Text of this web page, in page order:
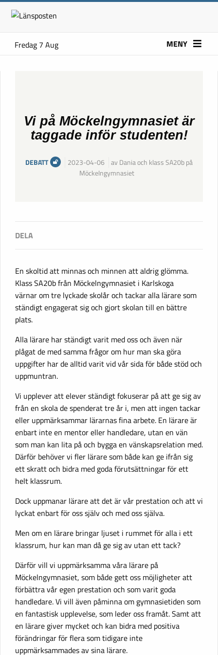
Fredag 7 Aug MENY
Vi på Möckelngymnasiet är
taggade inför studenten!
DEBATT 2023-04-06
av Dania och klass SA20b på
Möckelngymnasiet
En skoltid att minnas och minnen att aldrig glömma.
Klass SA20b från Möckelngymnasiet i Karlskoga
värnar om tre lyckade skolår och tackar alla lärare som
ständigt engagerat sig och gjort skolan till en bättre
plats.
Alla lärare har ständigt varit med oss och även när
plågat de med samma frågor om hur man ska göra
uppgifter har de alltid varit vid vår sida för både stöd och
uppmuntran.
Vi upplever att elever ständigt fokuserar på att ge sig av
från en skola de spenderat tre år i, men att ingen tackar
eller uppmärksammar lärarnas fina arbete. En lärare är
enbart inte en mentor eller handledare, utan en vän
som man kan lita på och bygga en vänskapsrelation med.
Därför behöver vi fler lärare som både kan ge ifrån sig
ett skratt och bidra med goda förutsättningar för ett
helt klassrum.
Dock uppmanar lärare att det är vår prestation och att vi
lyckat enbart för oss själv och med oss själva.
Men om en lärare bringar ljuset i rummet för alla i ett
klassrum, hur kan man då ge sig av utan ett tack?
Därför vill vi uppmärksamma våra lärare på
Möckelngymnasiet, som både gett oss möjligheter att
förbättra vår egen prestation och som varit goda
handledare. Vi vill även påminna om gymnasietiden som
en fantastisk upplevelse, som leder oss framåt. Samt att
en lärare giver mycket och kan bidra med positiva
förändringar för flera som tidigare inte
uppmärksammades av sina lärare.